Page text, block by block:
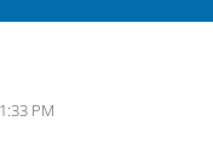
1:33 PM